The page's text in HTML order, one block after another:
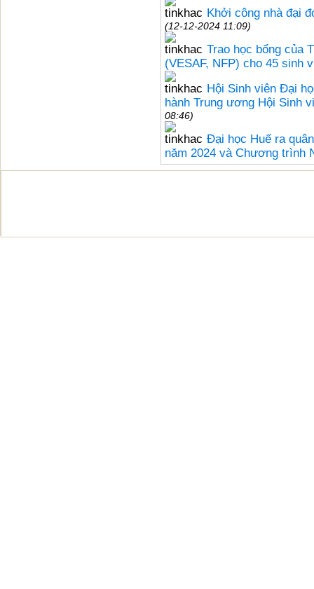
Khởi công nhà đại
(12-12-2024 11:09)
Trao học bổng của
(VESAF, NFP) cho 45 sinh
Hội Sinh viên Đại
hành Trung ương Hội Sinh
08:46)
Đại học Huế ra
năm 2024 và Chương trình